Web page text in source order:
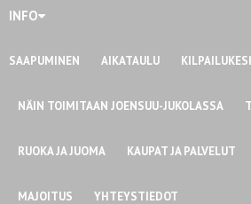
INFO
SAAPUMINEN AIKATAULU
NÄIN TOIMITAAN JOENSUU-JUKOLASSA
RUOKA JA JUOMA KAUPAT JA PALVELUT
MAJOITUS YHTEYSTIEDOT